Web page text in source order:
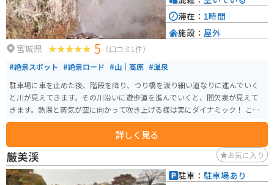
宮城県 5 （口コミ1件）
#絶景スポット #絶景ロード #山｜高原 #温泉
駐車場に車を止めた後、階段を降り、つり橋を渡り細い道なりに進んでいく
と川が見えてきます。その川沿いに遊歩道を進んでいくと、間欠泉が見えて
きます。熱湯と蒸気が空に向かって吹き上げる様は実にダイナミック！ ここ
の間欠泉は無料で見ることができます。遊歩道左側の窪みにある熱湯スポッ
トで温泉卵を作ることもできます。とても熱いので注意して作りましょう。
雪解けの時期は道がぬかるんでいて歩くのが大変なので、 乾燥して晴れの日
が続いた時期に行くことをオススメします。
詳しく見る
滞在： 1時間
施設： 屋外
厳美渓 お気に入り
駐車： 駐車場あり